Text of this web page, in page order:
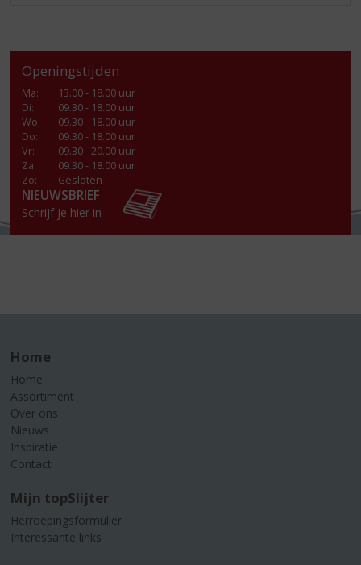
Openingstijden
Ma:
13.00 - 18.00 uur
Di:
09.30 - 18.00 uur
Wo:
09.30 - 18.00 uur
Do:
09.30 - 18.00 uur
Vr:
09.30 - 20.00 uur
Za:
09.30 - 18.00 uur
Zo:
Gesloten
NIEUWSBRIEF
Schrijf je hier in
Home
Home
Assortiment
Over ons
Nieuws
Inspiratie
Contact
Mijn topSlijter
Herroepingsformulier
Interessante links